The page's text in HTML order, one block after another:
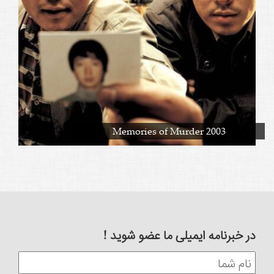
Memories of Murder 2003
در خبرنامه ایمیلی ما عضو شوید !